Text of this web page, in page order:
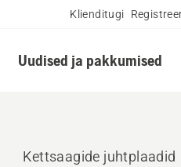
Klienditugi
Uudised ja pakkumised
Kettsaagide juhtplaadid